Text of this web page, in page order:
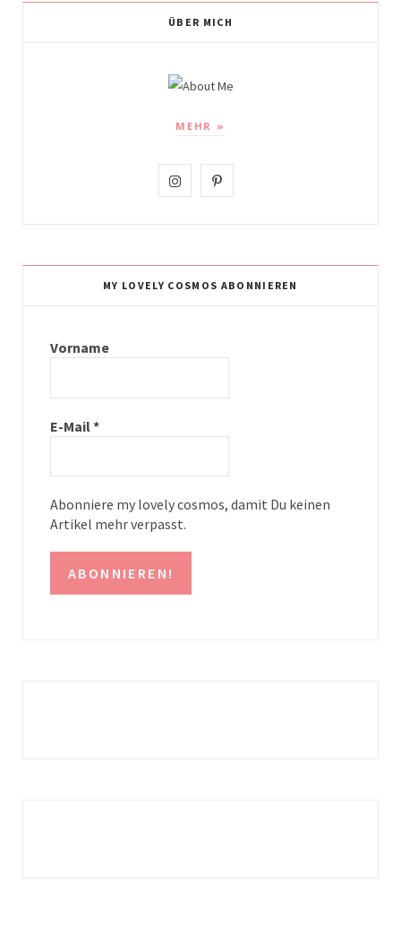
ÜBER MICH
MEHR »
I
t
P
t
MY LOVELY COSMOS ABONNIEREN
Vorname
E-Mail*
Abonniere my lovely cosmos, damit Du keinen
Artikel mehr verpasst.